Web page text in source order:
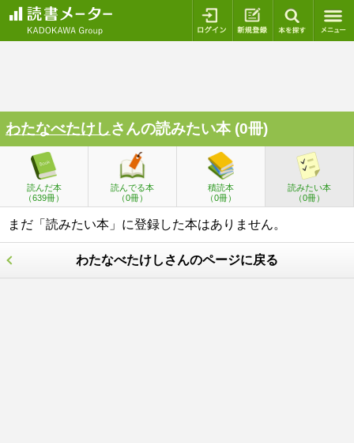
ログイン 新規登録
わたなべたけしさんの読みたい本 (0冊)
読んだ本
（639冊）
読んでる本
（0冊）
積読本
（0冊）
読みたい本
（0冊）
まだ「読みたい本」に登録した本はありません。
わたなべたけしさんのページに戻る